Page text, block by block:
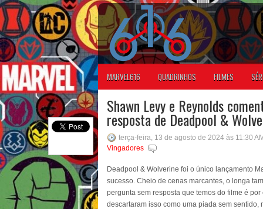
MARVEL616 QUADRINHOS FILMES
Shawn Levy e Reynolds
resposta de Deadpool &
terça-feira, 13 de agosto de 2024 às 11:30 AM
Vingadores
Deadpool & Wolverine foi o único lançamento
sucesso. Cheio de cenas marcantes, o longa
pergunta sem resposta que temos do filme é
descartaram isso como uma piada sem